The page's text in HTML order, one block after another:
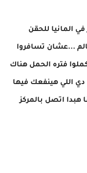
المانيا للحقن
...عشان تسافروا
فتره الحمل هناك
اللي هينفعك فيها
هبدا اتصل بالمركز